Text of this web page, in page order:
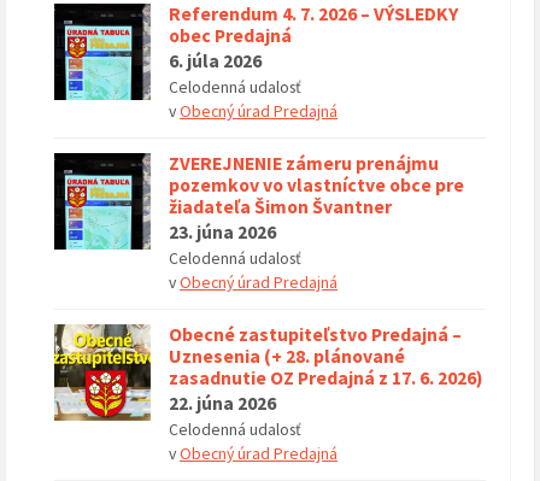
Referendum 4. 7. 2026 – VÝSLEDKY
obec Predajná
6. júla 2026
Celodenná udalosť
vObecný úrad Predajná
ZVEREJNENIE zámeru prenájmu
pozemkov vo vlastníctve obce pre
žiadateľa Šimon Švantner
23. júna 2026
Celodenná udalosť
vObecný úrad Predajná
Obecné zastupiteľstvo Predajná –
Uznesenia (+ 28. plánované
zasadnutie OZ Predajná z 17. 6. 2026)
22. júna 2026
Celodenná udalosť
vObecný úrad Predajná